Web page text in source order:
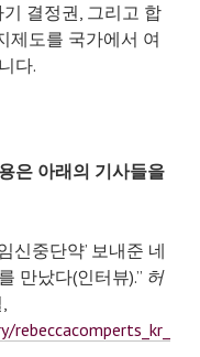
결정권, 그리고 합
제도를 국가에서 여
다.
은 아래의 기사들을
신중단약’ 보내준 네
만났다(인터뷰).” 허